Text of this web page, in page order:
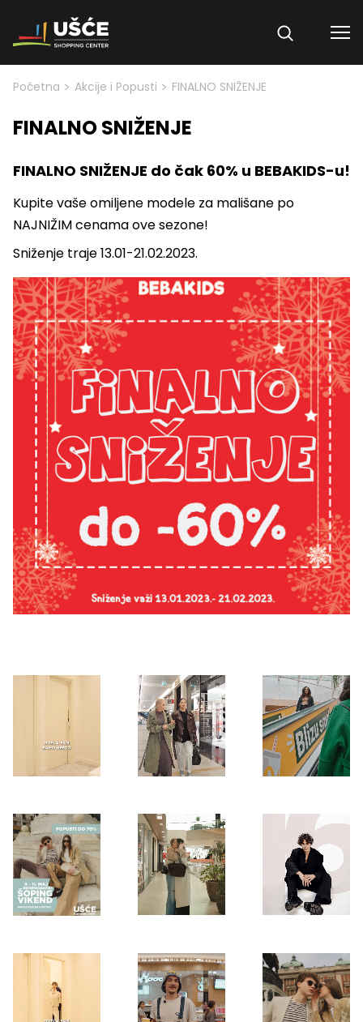
Skip to content
Početna > Akcije i Popusti > FINALNO SNIŽENJE
FINALNO SNIŽENJE
FINALNO SNIŽENJE do čak 60% u BEBAKIDS-u!
Kupite vaše omiljene modele za mališane po
NAJNIŽIM cenama ove sezone!
Sniženje traje 13.01-21.02.2023.